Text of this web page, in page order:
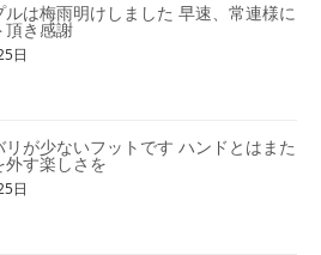
ルは梅雨明けしました 早速、常連様に
頂き感謝
日
リが少ないフットです ハンドとはまた
外す楽しさを
日